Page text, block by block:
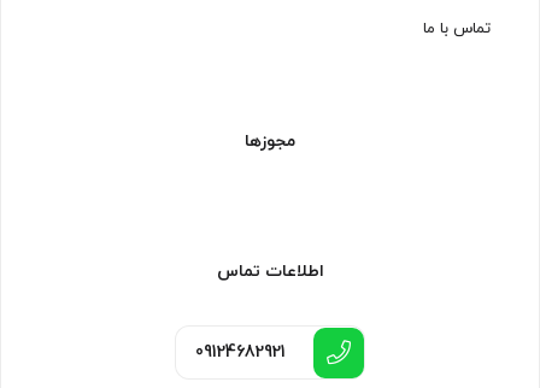
تماس با ما
مجوزها
اطلاعات تماس
09124682921